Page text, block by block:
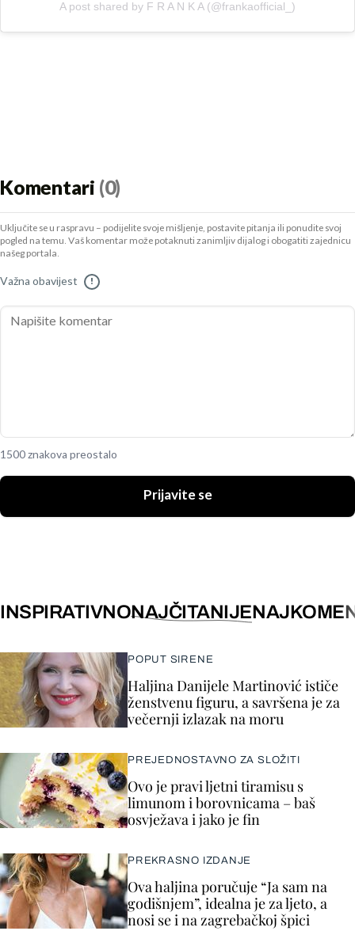
A post shared by F R A N K A (@frankaofficial_)
Komentari (0)
Uključite se u raspravu – podijelite svoje mišljenje, postavite pitanja ili ponudite svoj
pogled na temu. Vaš komentar može potaknuti zanimljiv dijalog i obogatiti zajednicu
našeg portala.
Važna obavijest !
1500 znakova preostalo
Prijavite se
INSPIRATIVNONAJČITANIJE
POPUT SIRENE
Haljina Danijele Martinović ističe
ženstvenu figuru, a savršena je za
večernji izlazak na moru
PREJEDNOSTAVNO ZA SLOŽITI
Ovo je pravi ljetni tiramisu s
limunom i borovnicama – baš
osvježava i jako je fin
PREKRASNO IZDANJE
Ova haljina poručuje “Ja sam na
godišnjem”, idealna je za ljeto, a
nosi se i na zagrebačkoj špici